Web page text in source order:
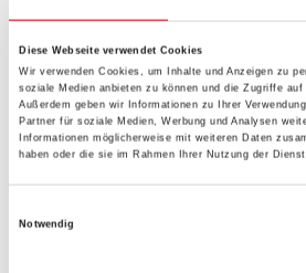
Diese Webseite verwendet Cookies
Wir verwenden Cookies, um Inhalte und Anzeigen zu
soziale Medien anbieten zu können und die Zugriffe
Außerdem geben wir Informationen zu Ihrer
Partner für soziale Medien, Werbung und Analysen
Informationen möglicherweise mit weiteren Daten
haben oder die sie im Rahmen Ihrer Nutzung der
Notwendig
Art-Nr.:1073-003295
Gebinde